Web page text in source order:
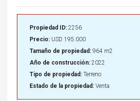
Propiedad ID: 2256
Precio: USD 195.000
Tamaño de propiedad: 964 m2
Año de construcción: 2022
Tipo de propiedad: Terreno
Estado de la propiedad: Venta